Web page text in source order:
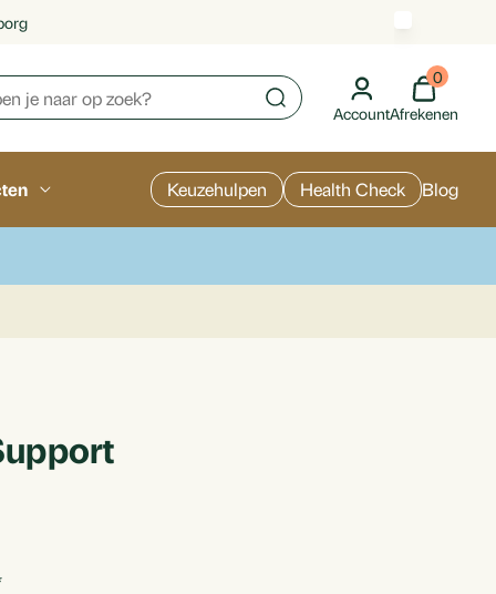
Account
0
Afrekenen
Keuzehulpen Health Check Blog